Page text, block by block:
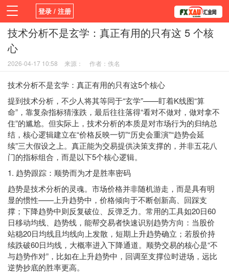
登录 / 注册
首页 活动 新闻 学院 平台
技术分析不是玄学：真正有用的只有这 5 个核
心
2026-04-17 10:58 来源： 作者：佚名
技术分析不是玄学：真正有用的只有这5个核心
提到技术分析，不少人将其等同于“玄学”——盯着K线图“算
命”，靠复杂指标猜涨跌，最后往往落得“看对不做对，做对拿不
住”的尴尬。但实际上，技术分析的本质是对市场行为的归纳总
结，核心逻辑建立在“价格反映一切”“历史会重演”“趋势会延
续”三大假设之上。真正能为交易提供决策支撑的，并非五花八
门的指标组合，而是以下5个核心逻辑。
1. 趋势跟踪：顺势而为才是胜率密码
趋势是技术分析的灵魂。市场价格并非随机游走，而是具有明
显的惯性——上升趋势中，价格倾向于不断创新高、回踩支
撑；下降趋势中则反复破位、反弹乏力。常用的工具如20日60
日移动均线、趋势线，能帮交易者快速识别趋势方向：当股价
站稳20日均线且均线向上发散，短期上升趋势确立；若股价持
续跌破60日均线，大概率进入下降通道。顺势交易的核心是“不
与趋势作对”，比如在上升趋势中，回调至支撑位时进场，远比
逆势抄底的胜率更高。